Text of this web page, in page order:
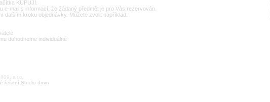
KUPUJI.
mail s informací, že žádaný předmět je pro Vás rezervován.
dalším kroku objednávky. Můžete zvolit například:
dohodneme individuálně
s.r.o.
řešení Studio dmm